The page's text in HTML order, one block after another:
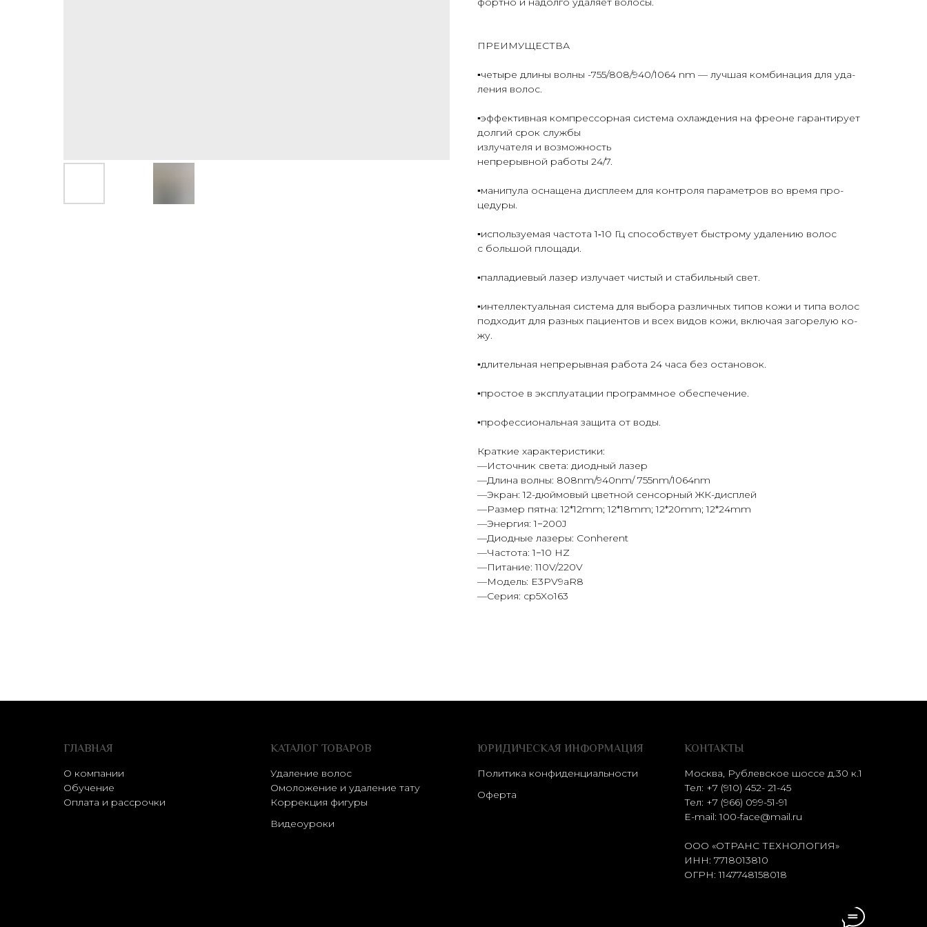
ПРЕИМУЩЕСТВА
▪️че­тыре длин­ы вол­ны -755/808/940/1064 nm — луч­шая ком­би­нация для уда­
ления во­лос.
▪️эф­фектив­ная ком­прес­сорная сис­те­ма ох­лажде­ния на фре­оне гаран­ти­ру­ет
дол­гий срок служ­бы
из­лу­чате­ля и воз­можность
неп­ре­рыв­ной ра­боты 24/7.
▪️ма­нипу­ла ос­на­щена дис­пле­ем для кон­тро­ля па­рамет­ров во вре­мя про­
цеду­ры.
▪️ис­поль­зу­емая час­то­та 1‑10 Гц спо­собс­тву­ет быс­тро­му уда­лению во­лос
с боль­шой пло­щади.
▪️пал­ла­ди­евый ла­зер из­лу­ча­ет чистый и ста­биль­ный свет.
▪️ин­теллек­ту­аль­ная сис­те­ма для вы­бора раз­личных ти­пов ко­жи и ти­па во­лос
под­хо­дит для раз­ных па­ци­ен­тов и всех ви­дов ко­жи, включая за­горе­лую ко­
жу.
▪️дли­тель­ная неп­ре­рыв­ная ра­бота 24 ча­са без ос­та­новок.
▪️прос­тое в экс­плу­ата­ции программное обес­пе­чение.
▪️про­фес­си­ональ­ная за­щита от воды.
Краткие характеристики:
—Источник света: диодный лазер
—Длина волны: 808nm/940nm/ 755nm/1064nm
—Экран: 12-дюймовый цветной сенсорный ЖК-дисплей
—Размер пятна: 12*12mm; 12*18mm; 12*20mm; 12*24mm
—Энергия: 1−200J
—Диодные лазеры: Conherent
—Частота: 1−10 HZ
—Питание: 110V/220V
—Модель: E3PV9aR8
—Серия: cp5Xo163
ГЛАВНАЯ
О компании
Обучение
Оплата и рассрочки
КАТАЛОГ ТОВАРОВ
Удаление волос
Омоложение и удаление тату
Коррекция фигуры
Видеоуроки
ЮРИДИЧЕСКАЯ ИНФОРМАЦИЯ
Политика конфиденциальности
Оферта
КОНТАКТЫ
Москва, Рублевское шоссе д.30 к.1
Тел: +7 (910) 452- 21-45
Тел: +7 (966) 099-51-91
E-mail:100-face@mail.ru
ООО «ОТРАНС ТЕХНОЛОГИЯ»
ИНН: 7718013810
ОГРН: 1147748158018